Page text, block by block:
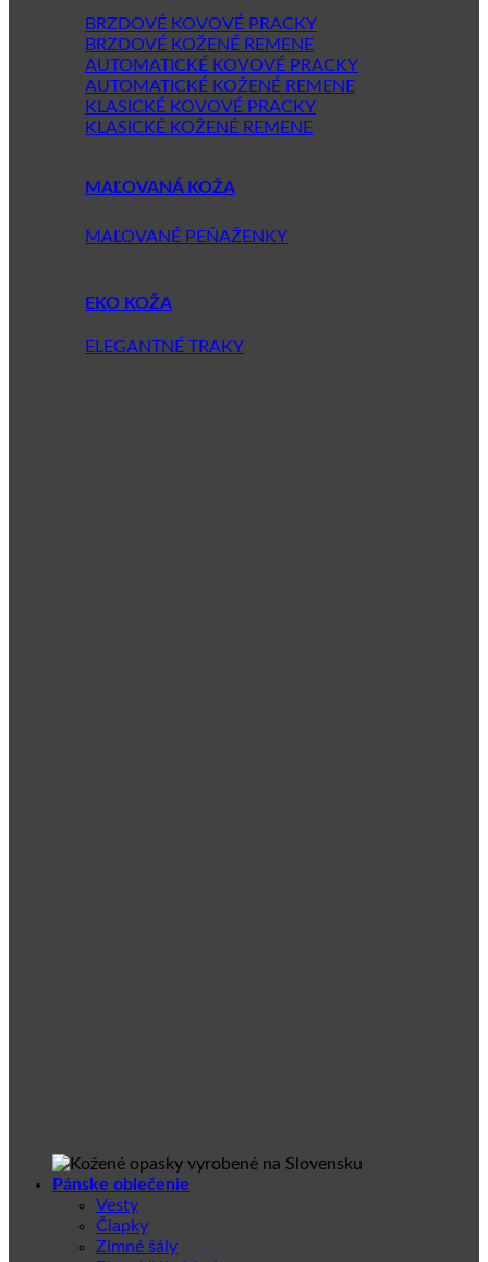
BRZDOVÉ KOVOVÉ PRACKY
BRZDOVÉ KOŽENÉ REMENE
AUTOMATICKÉ KOVOVÉ PRACKY
AUTOMATICKÉ KOŽENÉ REMENE
KLASICKÉ KOVOVÉ PRACKY
KLASICKÉ KOŽENÉ REMENE
MAĽOVANÁ KOŽA
MAĽOVANÉ PEŇAŽENKY
EKO KOŽA
ELEGANTNÉ TRAKY
Pánske oblečenie
Vesty
Čiapky
Zimné šály